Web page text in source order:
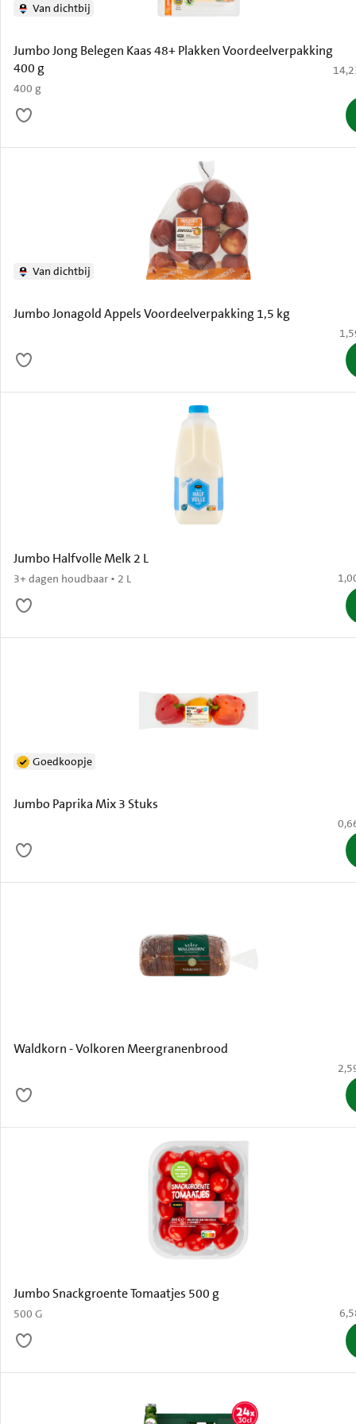
Jumbo Jong Belegen Kaas 48+ Plakken Voordeelverpakking
400 g
400 g
Van dichtbij
€
Jumbo Jonagold Appels Voordeelverpakking 1,5 kg
Van dichtbij
€
Jumbo Halfvolle Melk 2 L
3+ dagen houdbaar • 2 L €
Jumbo Paprika Mix 3 Stuks
Goedkoopje
€
Waldkorn - Volkoren Meergranenbrood
€
Jumbo Snackgroente Tomaatjes 500 g
500 G €